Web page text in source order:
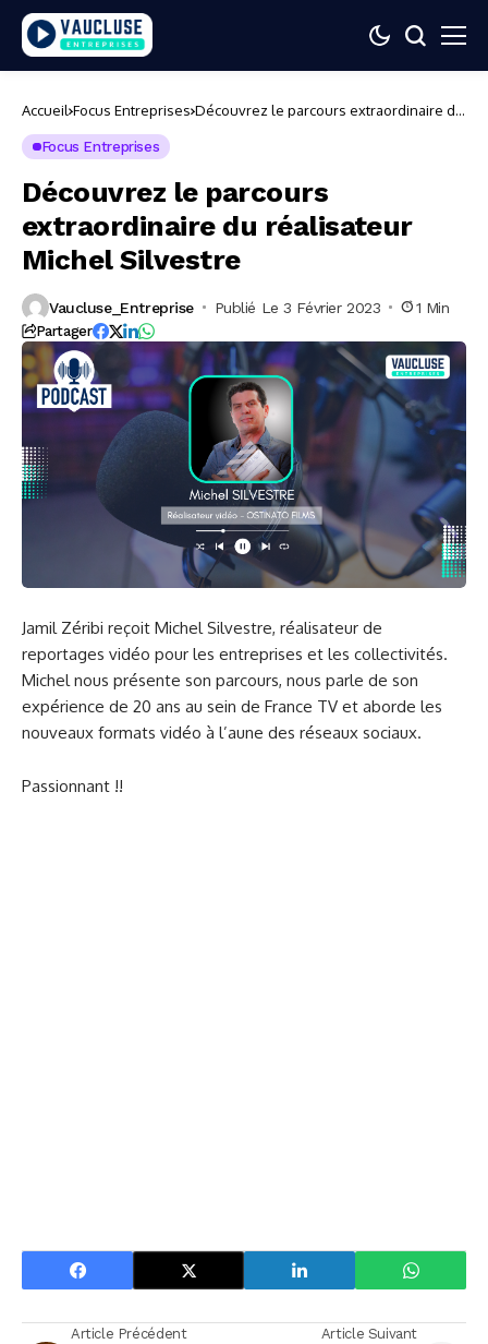
Accueil Focus Entreprises Découvrez le parcours extraordinaire du
Focus Entreprises
Découvrez le parcours
extraordinaire du réalisateur
Michel Silvestre
Vaucluse_Entreprise Publié Le 3 Février 2023 1 Min
Partager
Jamil Zéribi reçoit Michel Silvestre, réalisateur de
reportages vidéo pour les entreprises et les collectivités.
Michel nous présente son parcours, nous parle de son
expérience de 20 ans au sein de France TV et aborde les
nouveaux formats vidéo à l’aune des réseaux sociaux.
Passionnant !!
Article Précédent Article Suivant